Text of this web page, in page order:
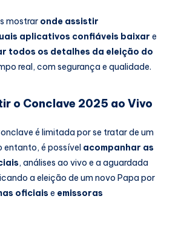
mostrar onde assistir
aplicativos confiáveis baixar e
todos os detalhes da eleição do
real, com segurança e qualidade.
o Conclave 2025 ao Vivo
é limitada por se tratar de um
entanto, é possível acompanhar as
, análises ao vivo e a aguardada
a eleição de um novo Papa por
oficiais e emissoras